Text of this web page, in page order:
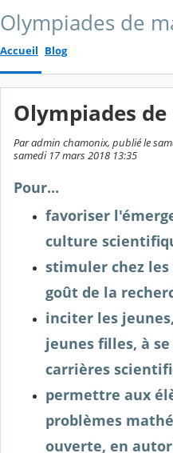
Olympiades de
Accueil Blog
Olympiades
Par admin chamonix, publié le
samedi 17 mars 2018 13:35
Pour...
favoriser
culture
stimuler chez
goût de la
inciter les
jeunes filles, à
carrières
permettre aux
problèmes
ouverte, en